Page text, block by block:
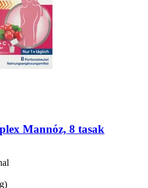
Mannóz, 8 tasak